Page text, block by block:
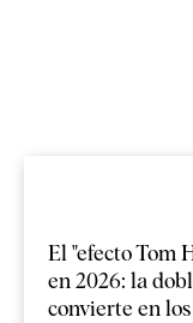
El "efecto Tom
en 2026: la
convierte en